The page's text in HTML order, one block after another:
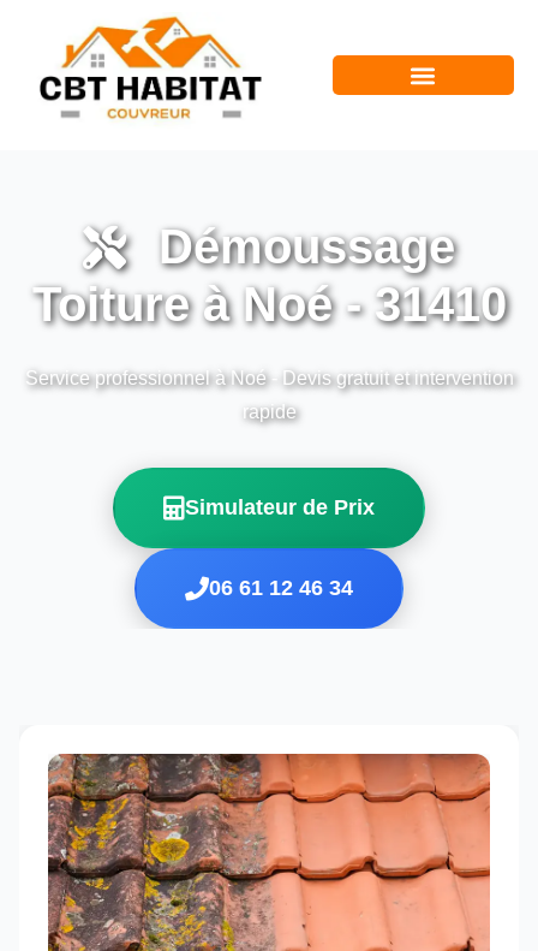
Démoussage
Toiture à Noé - 31410
Service professionnel à Noé - Devis gratuit et intervention
rapide
Simulateur de Prix
06 61 12 46 34